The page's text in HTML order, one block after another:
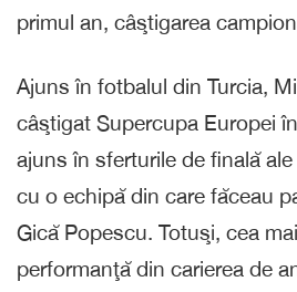
primul an, câştigarea
Ajuns în fotbalul din Turcia,
câştigat Supercupa Europei
ajuns în sferturile de finală
cu o echipă din care făceau
Gică Popescu. Totuşi, cea
performanţă din carierea de